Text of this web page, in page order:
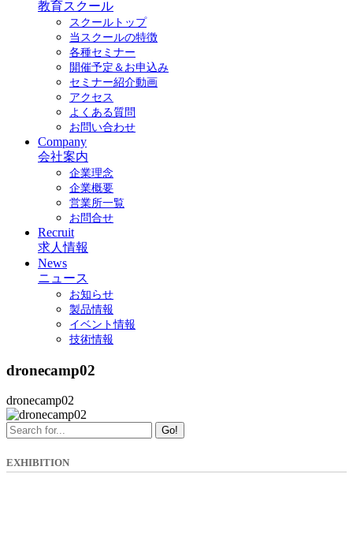
教育スクール
スクールトップ
当スクールの特徴
各種セミナー
開催予定＆お申込み
セミナー紹介動画
アクセス
よくある質問
お問い合わせ
Company
会社案内
企業理念
企業概要
営業所一覧
お問合せ
Recruit
求人情報
News
ニュース
お知らせ
製品情報
イベント情報
技術情報
dronecamp02
dronecamp02
Go!
EXHIBITION